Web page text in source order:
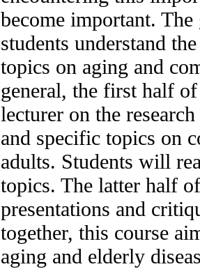
become important.
students understand
topics on aging and
general, the first half
lecturer on the
and specific topics on
adults. Students will
topics. The latter half
presentations and
together, this course
aging and elderly